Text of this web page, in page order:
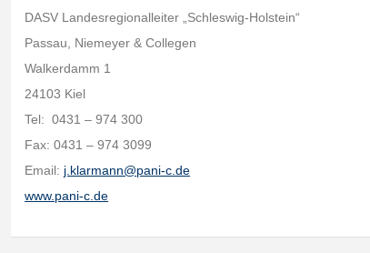
DASV Landesregionalleiter „Schleswig-Holstein“
Passau, Niemeyer & Collegen
Walkerdamm 1
24103 Kiel
Tel: 0431 – 974 300
Fax: 0431 – 974 3099
Email: j.klarmann@pani-c.de
www.pani-c.de